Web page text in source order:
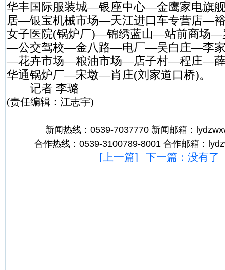
华丰国际服装城—银座中心—金鹰家电旗
居—银宝机械市场—天江进口车专营店—
女子医院(锅炉厂)—锦绣蓝山—站前商场—
—公交驾校—金八路—电厂—吴白庄—李
—花卉市场—粮油市场—店子村—程庄—
华通锅炉厂—宋墩—肖庄(刘家道口桥)。
记者 李璐
(责任编辑：江志宇)
新闻热线：0539-7037770 新闻邮箱：
合作热线：0539-3100789-8001 合作邮箱：
[上一篇] 下一篇：没有了